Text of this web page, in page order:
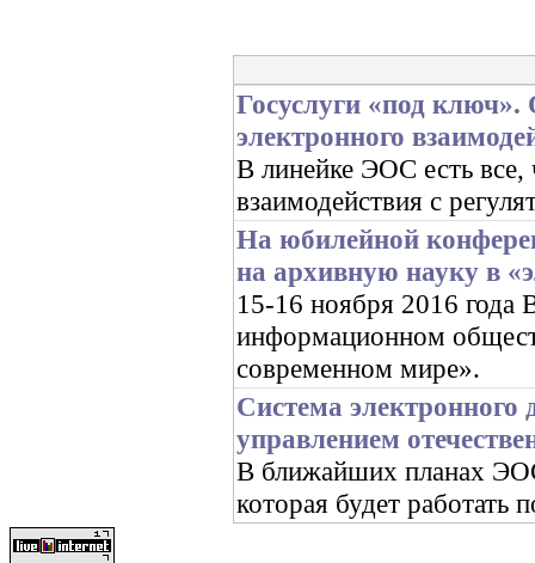
Госуслуги «под
электронного
В линейке ЭОС есть все,
взаимодействия с
На юбилейной
на архивную науку в
15-16 ноября 2016
информационном
современном мире».
Система
управлением
В ближайших планах
которая будет